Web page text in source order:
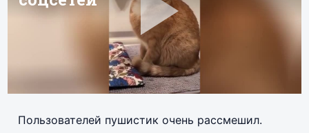
Пользователей пушистик очень рассмешил.